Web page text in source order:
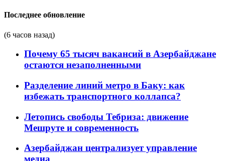
Последнее обновление
(6 часов назад)
Почему 65 тысяч вакансий в Азербайджане
остаются незаполненными
Разделение линий метро в Баку: как
избежать транспортного коллапса?
Летопись свободы Тебриза: движение
Мешруте и современность
Азербайджан централизует управление